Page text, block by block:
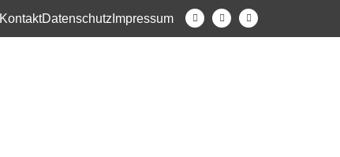
KontaktDatenschutz Impressum